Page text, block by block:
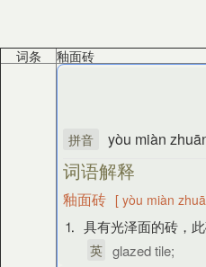
词条 釉面砖
拼音
yòu miàn
词语解释
釉面砖 [ yòu miàn
⒈ 具有光泽面的砖，此
英 glazed tile;